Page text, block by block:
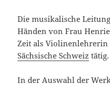
Die musikalische
Händen von Frau
Zeit als
Sächsische Schweiz tätig.
In der Auswahl der